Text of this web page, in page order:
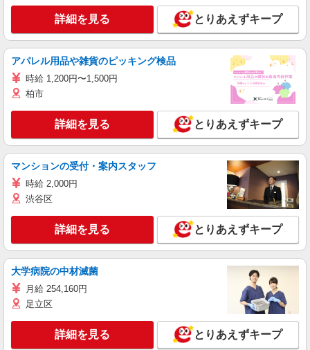
詳細を見る とりあえずキープ
アパレル用品や雑貨のピッキング検品
時給 1,200円〜1,500円
柏市
詳細を見る とりあえずキープ
マンションの受付・案内スタッフ
時給 2,000円
渋谷区
詳細を見る とりあえずキープ
大学病院の中材滅菌
月給 254,160円
足立区
詳細を見る とりあえずキープ